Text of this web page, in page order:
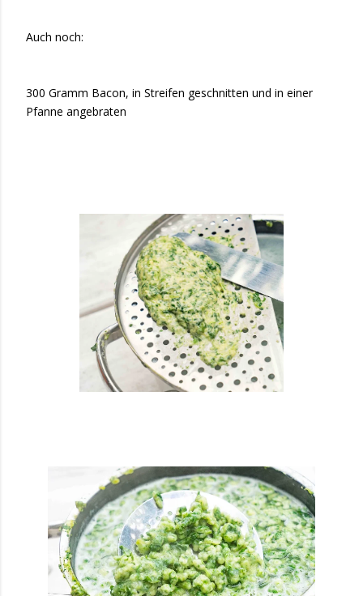
Auch noch:
300 Gramm Bacon, in Streifen geschnitten und in einer
Pfanne angebraten